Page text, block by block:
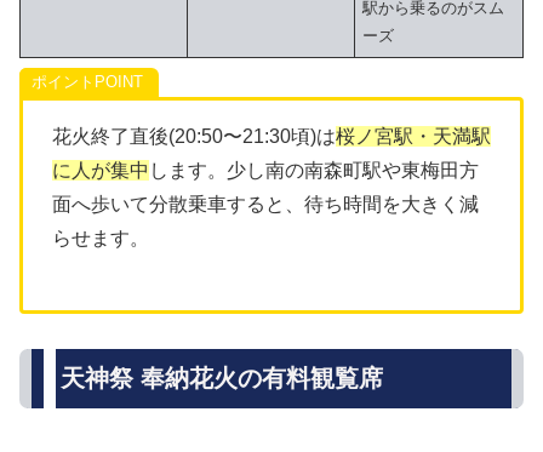
駅から乗るのがスム
ーズ
ポイント
花火終了直後(20:50〜21:30頃)は桜ノ宮駅・天満駅
に人が集中 します。少し南の南森町駅や東梅田方
面へ歩いて分散乗車すると、待ち時間を大きく減
らせます。
天神祭 奉納花火の有料観覧席